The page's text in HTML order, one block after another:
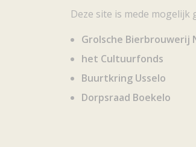
Deze site is mede
Grolsche Bierbrouwerij
het Cultuurfonds
Buurtkring Usselo
Dorpsraad Boekelo